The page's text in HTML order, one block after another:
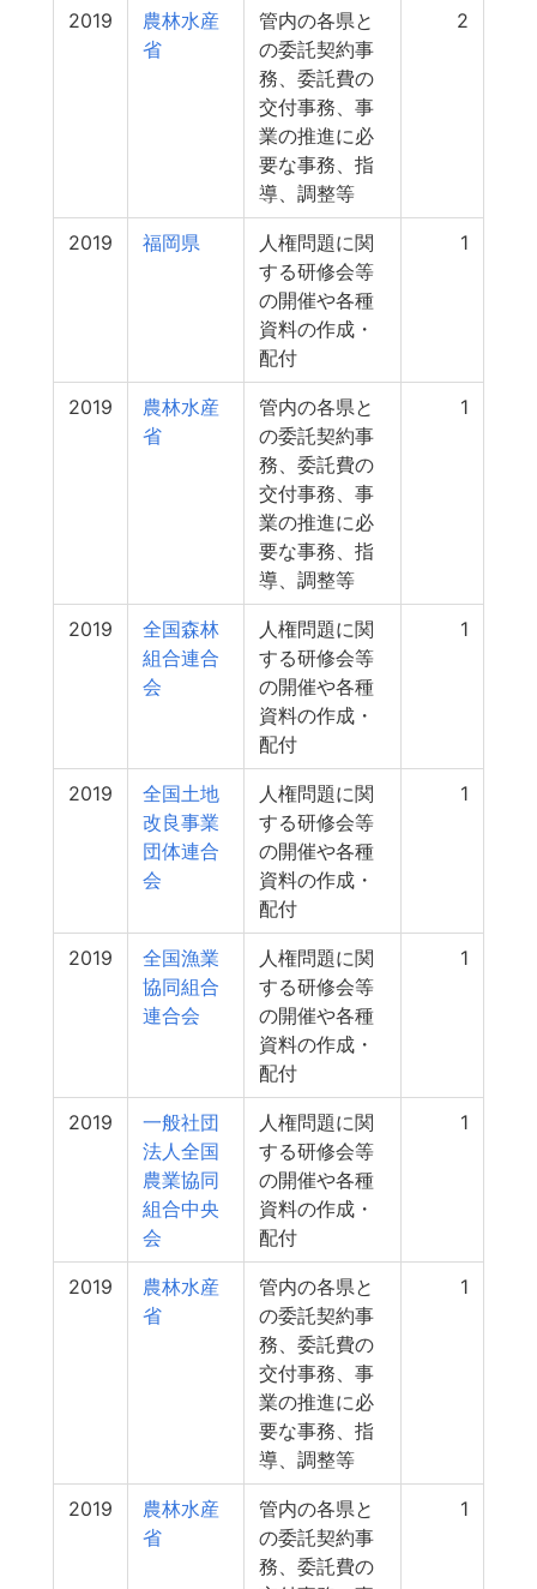
2019
農林水産
省
管内の各県と
の委託契約事
務、委託費の
交付事務、事
業の推進に必
要な事務、指
導、調整等
2
2019 福岡県
人権問題に関
する研修会等
の開催や各種
資料の作成・
配付
1
2019
農林水産
省
管内の各県と
の委託契約事
務、委託費の
交付事務、事
業の推進に必
要な事務、指
導、調整等
1
2019
全国森林
組合連合
会
人権問題に関
する研修会等
の開催や各種
資料の作成・
配付
1
2019
全国土地
改良事業
団体連合
会
人権問題に関
する研修会等
の開催や各種
資料の作成・
配付
1
2019
全国漁業
協同組合
連合会
人権問題に関
する研修会等
の開催や各種
資料の作成・
配付
1
2019
一般社団
法人全国
農業協同
組合中央
会
人権問題に関
する研修会等
の開催や各種
資料の作成・
配付
1
2019
農林水産
省
管内の各県と
の委託契約事
務、委託費の
交付事務、事
業の推進に必
要な事務、指
導、調整等
1
2019
農林水産
省
管内の各県と
の委託契約事
務、委託費の
1